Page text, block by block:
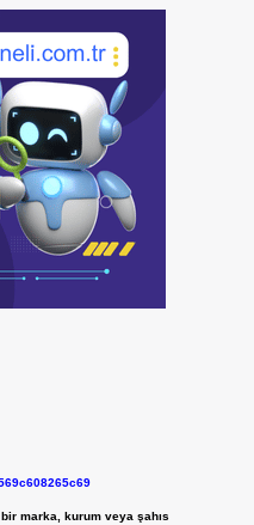
marka, kurum veya şahıs